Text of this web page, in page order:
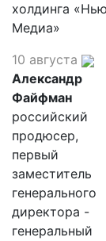
холдинга
Медиа»
10 августа
Александр
Файфман
российский
продюсер,
первый
заместитель
генерального
директора -
генеральный